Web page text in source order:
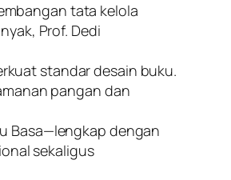
tata kelola
Prof. Dedi
standar desain buku.
pangan dan
Basa—lengkap dengan
sekaligus